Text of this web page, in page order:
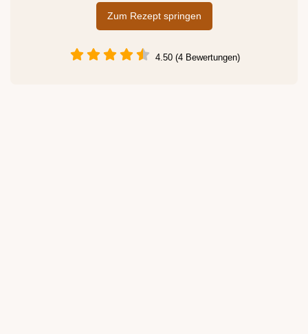
Zum Rezept springen
4.50 (4 Bewertungen)